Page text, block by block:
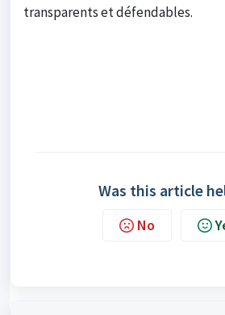
transparents et défendables.
Was this article
No